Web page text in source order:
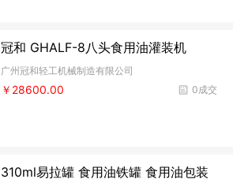
冠和 GHALF-8八头食用油灌装机
广州冠和轻工机械制造有限公司
0成交
￥28600.00
310ml易拉罐 食用油铁罐 食用油包装